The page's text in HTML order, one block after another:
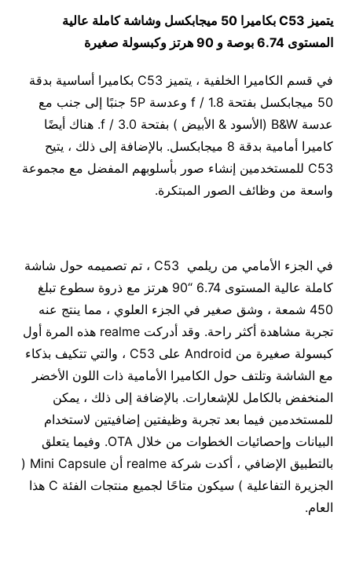
يتميز C53
بكاميرا 50 ميجابكسل وشاشة كاملة عالية
المستوى 6.74 بوصة و 90 هرتز وكبسولة صغيرة
في قسم الكاميرا الخلفية ، يتميز C53 بكاميرا أساسية بدقة
50 ميجابكسل بفتحة f / 1.8 وعدسة 5P جنبًا إلى جنب مع
عدسة B&W (الأسود & الأبيض ) بفتحة f / 3.0. هناك أيضًا
كاميرا أمامية بدقة 8 ميجابكسل. بالإضافة إلى ذلك ، يتيح
C53 للمستخدمين إنشاء صور بأسلوبهم المفضل مع مجموعة
واسعة من وظائف الصور المبتكرة.
في الجزء الأمامي من ريلمي C53 ، تم تصميمه حول شاشة
كاملة عالية المستوى 6.74 “90 هرتز مع ذروة سطوع تبلغ
450 شمعة ، وشق صغير في الجزء العلوي ، مما ينتج عنه
تجربة مشاهدة أكثر راحة. وقد أدركت realme هذه المرة أول
كبسولة صغيرة من Android على C53 ، والتي تتكيف بذكاء
مع الشاشة وتلتف حول الكاميرا الأمامية ذات اللون الأخضر
المنخفض بالكامل للإشعارات. بالإضافة إلى ذلك ، يمكن
للمستخدمين فيما بعد تجربة وظيفتين إضافيتين لاستخدام
البيانات وإحصائيات الخطوات من خلال OTA. وفيما يتعلق
بالتطبيق الإضافي ، أكدت شركة realme أن Mini Capsule (
الجزيرة التفاعلية ) سيكون متاحًا لجميع منتجات الفئة C هذا
العام.